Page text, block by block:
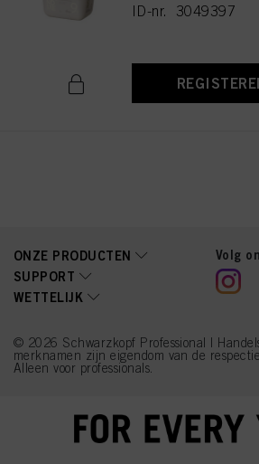
ID-nr. 3049397
ONZE PRODUCTEN
SUPPORT
WETTELIJK
Volg
© 2026 Schwarzkopf Professional |
merknamen zijn eigendom van de
Alleen voor professionals.